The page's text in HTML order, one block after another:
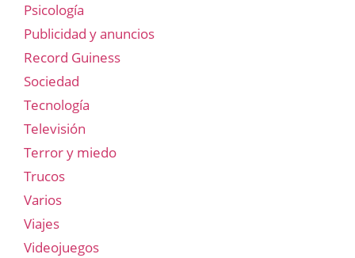
Psicología
Publicidad y anuncios
Record Guiness
Sociedad
Tecnología
Televisión
Terror y miedo
Trucos
Varios
Viajes
Videojuegos